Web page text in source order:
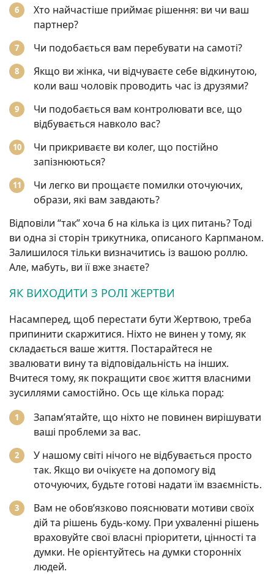
Хто найчастіше приймає рішення: ви чи ваш
партнер?
Чи подобається вам перебувати на самоті?
Якщо ви жінка, чи відчуваєте себе відкинутою,
коли ваш чоловік проводить час із друзями?
Чи подобається вам контролювати все, що
відбувається навколо вас?
Чи прикриваєте ви колег, що постійно
запізнюються?
Чи легко ви прощаєте помилки оточуючих,
образи, які вам завдають?
Відповіли “так” хоча б на кілька із цих питань? Тоді
ви одна зі сторін трикутника, описаного Карпманом.
Залишилося тільки визначитись із вашою роллю.
Але, мабуть, ви її вже знаєте?
ЯК ВИХОДИТИ З РОЛІ ЖЕРТВИ
Насамперед, щоб перестати бути Жертвою, треба
припинити скаржитися. Ніхто не винен у тому, як
складається ваше життя. Постарайтеся не
звалювати вину та відповідальність на інших.
Вчитеся тому, як покращити своє життя власними
зусиллями самостійно. Ось ще кілька порад:
Запам’ятайте, що ніхто не повинен вирішувати
ваші проблеми за вас.
У нашому світі нічого не відбувається просто
так. Якщо ви очікуєте на допомогу від
оточуючих, будьте готові надати їм взаємність.
Вам не обов’язково пояснювати мотиви своїх
дій та рішень будь-кому. При ухваленні рішень
враховуйте свої власні пріоритети, цінності та
думки. Не орієнтуйтесь на думки сторонніх
людей.